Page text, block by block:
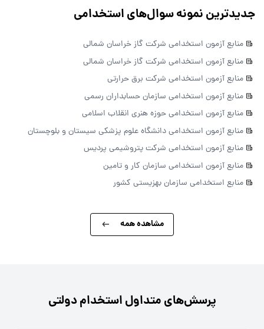
جدیدترین نمونه سوال‌های استخدامی
منابع آزمون استخدامی شرکت گاز خراسان شمالی
منابع آزمون استخدامی شرکت گاز خراسان شمالی
منابع آزمون استخدامی شرکت برق حرارتی
منابع آزمون استخدامی سازمان حسابداران رسمی
منابع آزمون استخدامی حوزه هنری انقلاب اسلامی
منابع آزمون استخدامی دانشگاه علوم پزشکی سیستان و بلوچستان
منابع آزمون استخدامی شرکت پتروشیمی پردیس
منابع آزمون استخدامی سازمان کار و تامین
منابع استخدامی سازمان بهزیستی کشور
مشاهده همه
پرسش‌های متداول استخدام دولتی